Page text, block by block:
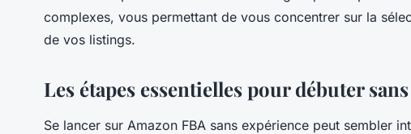
complexes, vous permettant de vous concentrer sur la
de vos listings.
Les étapes essentielles pour débuter
Se lancer sur Amazon FBA sans expérience peut sembler